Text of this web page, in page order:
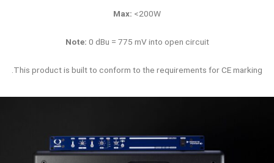
Max: <200W
Note: 0 dBu = 775 mV into open circuit
This product is built to conform to the requirements for CE marking.